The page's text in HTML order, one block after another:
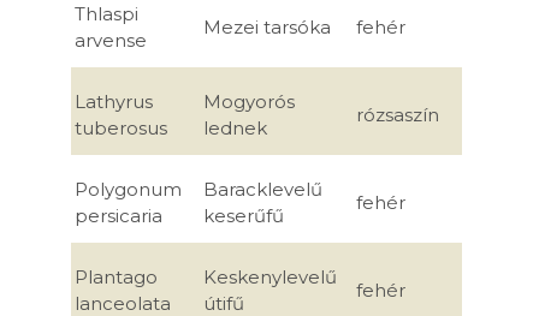
Thlaspi
arvense
Mezei tarsóka fehér
Lathyrus
tuberosus
Mogyorós
lednek
rózsaszín
Polygonum
persicaria
Baracklevelű
keserűfű
fehér
Plantago
lanceolata
Keskenylevelű
útifű
fehér